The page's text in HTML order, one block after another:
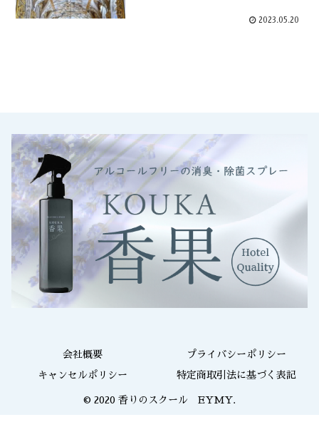
2023.05.20
会社概要 プライバシーポリシー
キャンセルポリシー 特定商取引法に基づく表記
© 2020 香りのスクール EYMY.